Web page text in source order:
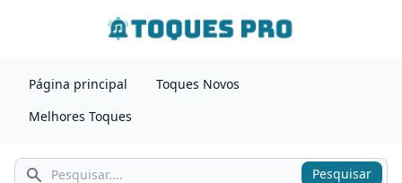
Página principal
Toques Novos
Melhores Toques
Pesquisar Pesquisar